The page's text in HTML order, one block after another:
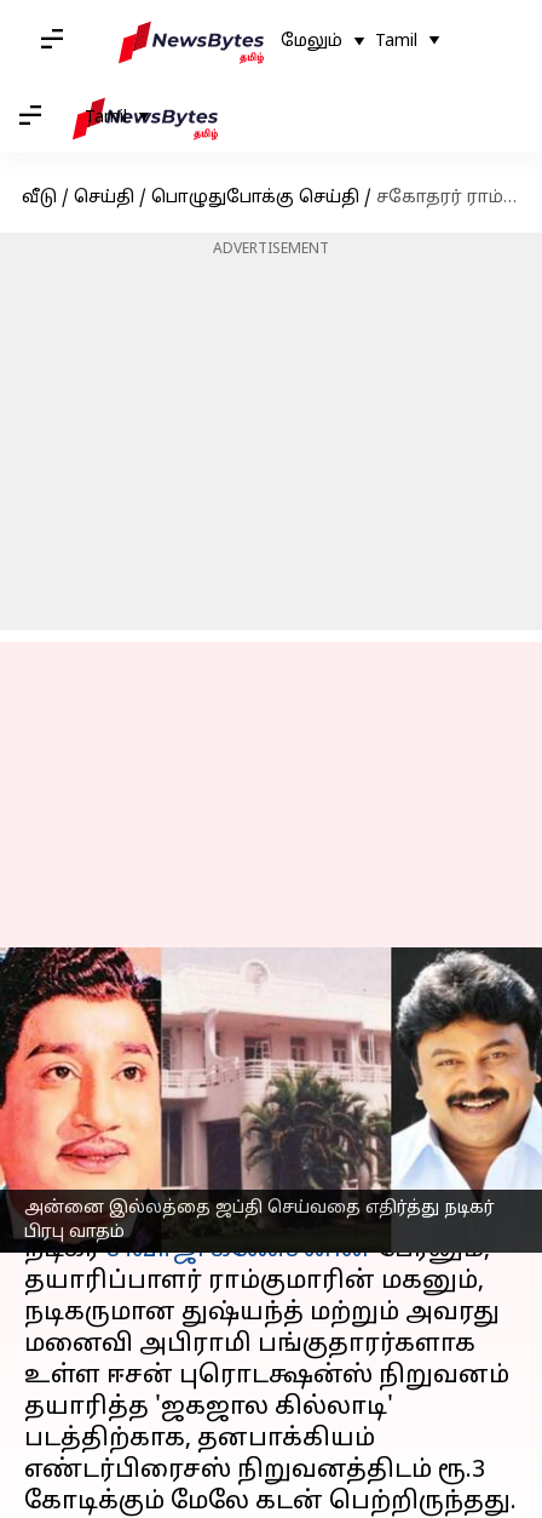
மேலும் Tamil
Tamil
வீடு / செய்தி / பொழுதுபோக்கு செய்தி / சகோதரர் ராம்குமார் பெற்ற கடனுக்கு நான் பொறுப்பல்ல: நடிகர் பிரபு வாதம்
ADVERTISEMENT
அன்னை இல்லத்தை ஜப்தி செய்வதை எதிர்த்து நடிகர்
பிரபு வாதம்
சகோதரர் ராம்குமார்
பெற்ற கடனுக்கு நான்
பொறுப்பல்ல: நடிகர் பிரபு
வாதம்
எழுதியவர் Venkatalakshmi V Apr 03, 2025 06:25 pm
செய்தி முன்னோட்டம்
நடிகர்சிவாஜி கணேசனின்பேரனும்,
தயாரிப்பாளர் ராம்குமாரின் மகனும்,
நடிகருமான துஷ்யந்த் மற்றும் அவரது
மனைவி அபிராமி பங்குதாரர்களாக
உள்ள ஈசன் புரொடக்ஷன்ஸ் நிறுவனம்
தயாரித்த 'ஜகஜால கில்லாடி'
படத்திற்காக, தனபாக்கியம்
எண்டர்பிரைசஸ் நிறுவனத்திடம் ரூ.3
கோடிக்கும் மேலே கடன் பெற்றிருந்தது.